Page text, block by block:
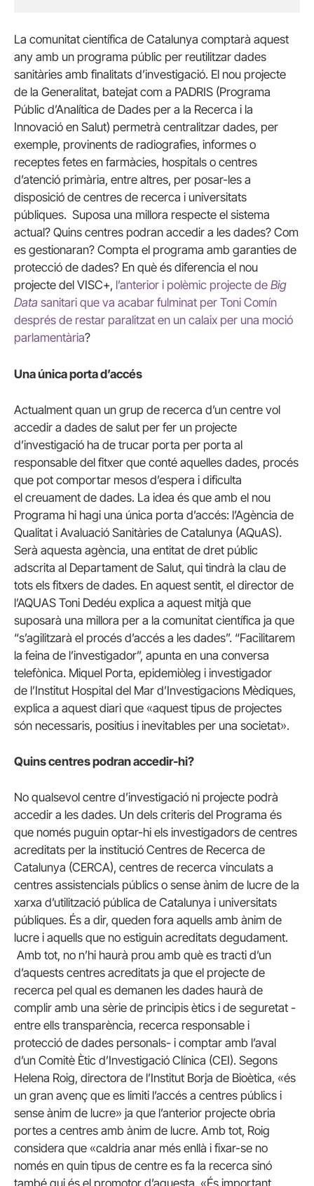
La comunitat científica de Catalunya comptarà aquest
any amb un programa públic per reutilitzar dades
sanitàries amb finalitats d’investigació. El nou projecte
de la Generalitat, batejat com a PADRIS (Programa
Públic d’Analítica de Dades per a la Recerca i la
Innovació en Salut) permetrà centralitzar dades, per
exemple, provinents de radiografies, informes o
receptes fetes en farmàcies, hospitals o centres
d’atenció primària, entre altres, per posar-les a
disposició de centres de recerca i universitats
públiques. Suposa una millora respecte el sistema
actual? Quins centres podran accedir a les dades? Com
es gestionaran? Compta el programa amb garanties de
protecció de dades? En què és diferencia el nou
projecte del VISC+, l’anterior i polèmic projecte de Big
Data sanitari que va acabar fulminat per Toni Comín
després de restar paralitzat en un calaix per una moció
parlamentària?
Una única porta d’accés
Actualment quan un grup de recerca d’un centre vol
accedir a dades de salut per fer un projecte
d’investigació ha de trucar porta per porta al
responsable del fitxer que conté aquelles dades, procés
que pot comportar mesos d’espera i dificulta
el creuament de dades. La idea és que amb el nou
Programa hi hagi una única porta d’accés: l’Agència de
Qualitat i Avaluació Sanitàries de Catalunya (AQuAS).
Serà aquesta agència, una entitat de dret públic
adscrita al Departament de Salut, qui tindrà la clau de
tots els fitxers de dades. En aquest sentit, el director de
l’AQUAS Toni Dedéu explica a aquest mitjà que
suposarà una millora per a la comunitat científica ja que
“s’agilitzarà el procés d’accés a les dades”. “Facilitarem
la feina de l’investigador”, apunta en una conversa
telefònica. Miquel Porta, epidemiòleg i investigador
de l’Institut Hospital del Mar d’Investigacions Mèdiques,
explica a aquest diari que «aquest tipus de projectes
són necessaris, positius i inevitables per una societat».
Quins centres podran accedir-hi?
No qualsevol centre d’investigació ni projecte podrà
accedir a les dades. Un dels criteris del Programa és
que només puguin optar-hi els investigadors de centres
acreditats per la institució Centres de Recerca de
Catalunya (CERCA), centres de recerca vinculats a
centres assistencials públics o sense ànim de lucre de la
xarxa d’utilització pública de Catalunya i universitats
públiques. És a dir, queden fora aquells amb ànim de
lucre i aquells que no estiguin acreditats degudament.
Amb tot, no n’hi haurà prou amb què es tracti d’un
d’aquests centres acreditats ja que el projecte de
recerca pel qual es demanen les dades haurà de
complir amb una sèrie de principis ètics i de seguretat -
entre ells transparència, recerca responsable i
protecció de dades personals- i comptar amb l’aval
d’un Comitè Ètic d’Investigació Clínica (CEI). Segons
Helena Roig, directora de l’Institut Borja de Bioètica, «és
un gran avenç que es limiti l’accés a centres públics i
sense ànim de lucre» ja que l’anterior projecte obria
portes a centres amb ànim de lucre. Amb tot, Roig
considera que «caldria anar més enllà i fixar-se no
només en quin tipus de centre es fa la recerca sinó